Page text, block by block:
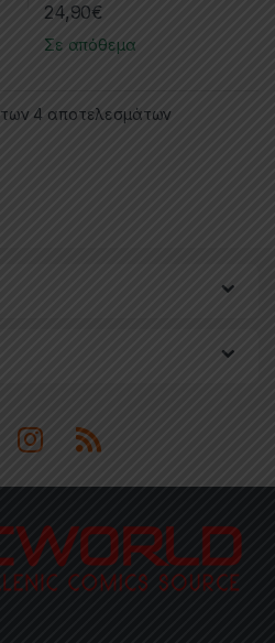
24,90€
Σε απόθεμα
4 αποτελεσμάτων